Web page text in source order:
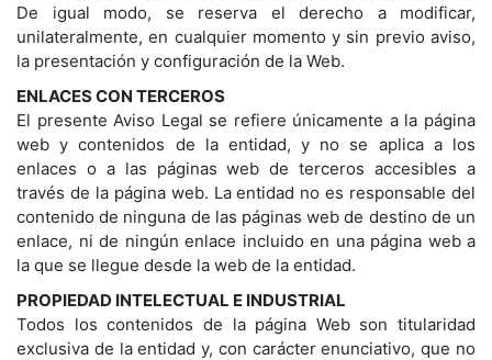
De igual modo, se reserva el derecho a modificar,
unilateralmente, en cualquier momento y sin previo aviso,
la presentación y configuración de la Web.
ENLACES CON TERCEROS
El presente Aviso Legal se refiere únicamente a la página
web y contenidos de la entidad, y no se aplica a los
enlaces o a las páginas web de terceros accesibles a
través de la página web. La entidad no es responsable del
contenido de ninguna de las páginas web de destino de un
enlace, ni de ningún enlace incluido en una página web a
la que se llegue desde la web de la entidad.
PROPIEDAD INTELECTUAL E INDUSTRIAL
Todos los contenidos de la página Web son titularidad
exclusiva de la entidad y, con carácter enunciativo, que no